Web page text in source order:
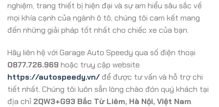
nghiệm, trang thiết bị hiện đại và sự am hiểu sâu sắc về
mọi khía cạnh của ngành ô tô, chúng tôi cam kết mang
đến những giải pháp tốt nhất cho chiếc xe của bạn.
Hãy liên hệ với Garage Auto Speedy qua số điện thoại
0877.726.969 hoặc truy cập website
https://autospeedy.vn/để được tư vấn và hỗ trợ chi
tiết nhất. Chúng tôi luôn sẵn lòng chào đón quý khách tại
địa chỉ 2QW3+G93 Bắc Từ Liêm, Hà Nội, Việt Nam.